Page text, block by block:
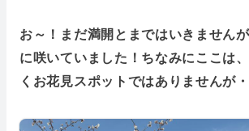
お～！まだ満開とまではいきません
に咲いていました！ちなみにここは
くお花見スポットではありませんが・